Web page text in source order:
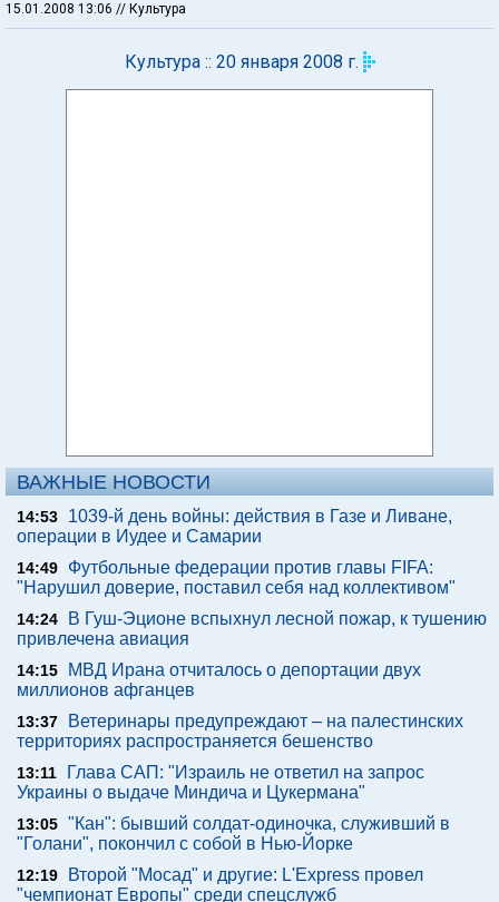
15.01.2008 13:06 // Культура
Культура :: 20 января 2008 г.
ВАЖНЫЕ НОВОСТИ
14:53
1039-й день войны: действия в Газе и Ливане,
операции в Иудее и Самарии
14:49
Футбольные федерации против главы FIFA:
"Нарушил доверие, поставил себя над коллективом"
14:24
В Гуш-Эционе вспыхнул лесной пожар, к тушению
привлечена авиация
14:15
МВД Ирана отчиталось о депортации двух
миллионов афганцев
13:37
Ветеринары предупреждают – на палестинских
территориях распространяется бешенство
13:11
Глава САП: "Израиль не ответил на запрос
Украины о выдаче Миндича и Цукермана"
13:05 "Кан": бывший солдат-одиночка, служивший в
"Голани", покончил с собой в Нью-Йорке
12:19
Второй "Мосад" и другие: L'Express провел
"чемпионат Европы" среди спецслужб